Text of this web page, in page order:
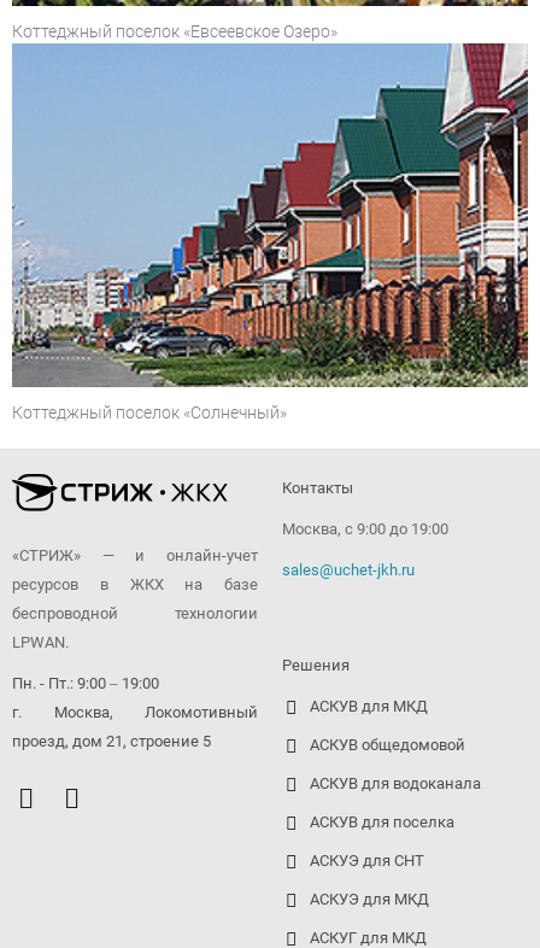
Коттеджный поселок «Евсеевское Озеро»
Коттеджный поселок «Солнечный»
«СТРИЖ» — и онлайн-учет
ресурсов в ЖКХ на базе
беспроводной технологии
LPWAN.
Пн. - Пт.: 9:00 ‒ 19:00
г. Москва, Локомотивный
проезд, дом 21, строение 5
Контакты
Москва, с 9:00 до 19:00
sales@uchet-jkh.ru
Решения
АСКУВ для МКД
АСКУВ общедомовой
АСКУВ для водоканала
АСКУВ для поселка
АСКУЭ для СНТ
АСКУЭ для МКД
АСКУГ для МКД